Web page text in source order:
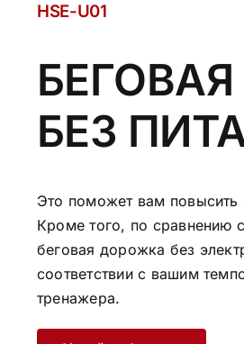
HSE-U01
БЕЗ
Это поможет вам повысить
Кроме того, по сравнению
беговая дорожка без
соответствии с вашим
тренажера.